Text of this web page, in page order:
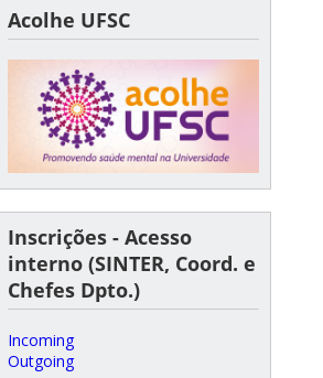
Acolhe UFSC
Inscrições - Acesso
interno (SINTER, Coord. e
Chefes Dpto.)
Incoming
Outgoing